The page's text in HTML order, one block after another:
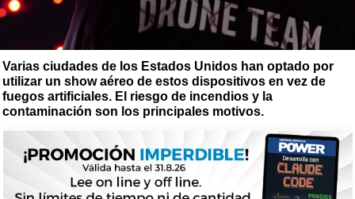
Varias ciudades de los Estados Unidos han optado por
utilizar un show aéreo de estos dispositivos en vez de
fuegos artificiales. El riesgo de incendios y la
contaminación son los principales motivos.